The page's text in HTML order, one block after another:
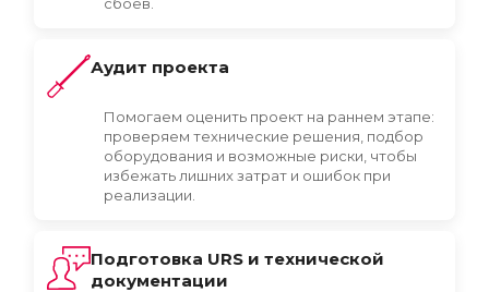
Аудит проекта
Помогаем оценить проект на раннем этапе:
проверяем технические решения, подбор
оборудования и возможные риски, чтобы
избежать лишних затрат и ошибок при
реализации.
Подготовка URS и технической
документации